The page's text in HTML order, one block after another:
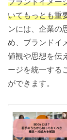
いてもっとも重
ンには、企業の
め、ブランドイ
値観や思想を伝
ージを統一する
ができます。